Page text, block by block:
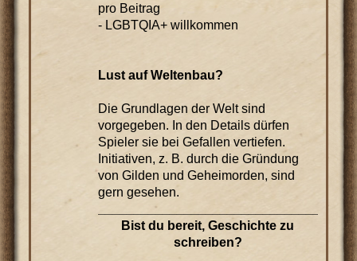
pro Beitrag
- LGBTQIA+ willkommen
Lust auf Weltenbau?
Die Grundlagen der Welt sind
vorgegeben. In den Details dürfen
Spieler sie bei Gefallen vertiefen.
Initiativen, z. B. durch die Gründung
von Gilden und Geheimorden, sind
gern gesehen.
Bist du bereit, Geschichte zu
schreiben?